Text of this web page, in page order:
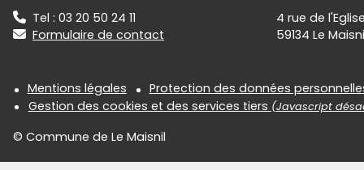
Tel : 03 20 50 24 11
Formulaire de contact
4 rue de
59134 Le
Informations
Mentions légales
Protection des données
Gestion des cookies et des services tiers (Javascript
© Commune de Le Maisnil